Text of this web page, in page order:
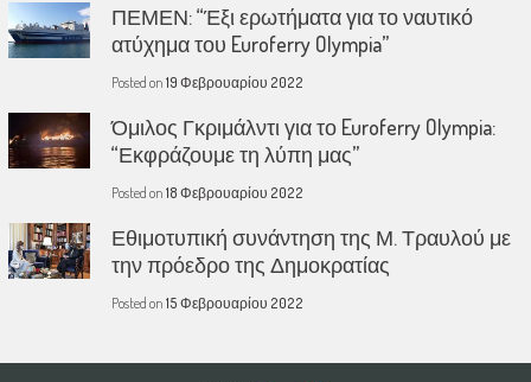
ΠΕΜΕΝ: “Έξι ερωτήματα για το ναυτικό
ατύχημα του Euroferry Olympia”
Posted on 19 Φεβρουαρίου 2022
Όμιλος Γκριμάλντι για το Euroferry Olympia:
“Εκφράζουμε τη λύπη μας”
Posted on 18 Φεβρουαρίου 2022
Εθιμοτυπική συνάντηση της Μ. Τραυλού με
την πρόεδρο της Δημοκρατίας
Posted on 15 Φεβρουαρίου 2022